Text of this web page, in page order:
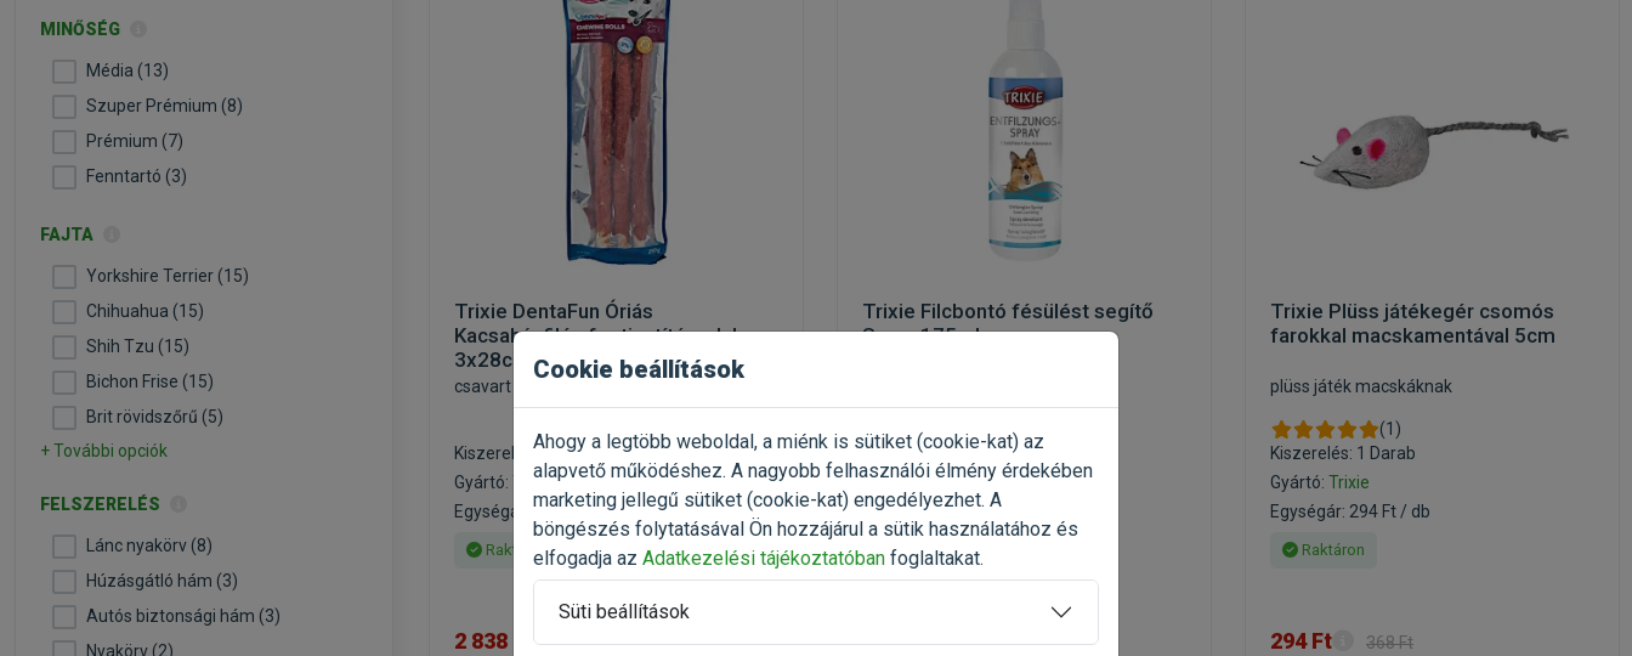
Trixie DentaFun Óriás
Kacsahúsfilés fogtisztító rudak
3x28cm
csavart fogtisztítócsont kutyáknak
Kiszerelés: 250g / Csomag
Gyártó: Trixie
Egységár: 11 352 Ft / kg
Raktáron
2 838 Ft 3 548 Ft
Trixie Filcbontó fésülést segítő
Spray 175ml
Kiszerelés: 175ml / Flakon
Gyártó:Trixie
Egységár: 6 726 Ft / l
Raktáron
1 177 Ft 1 471 Ft
Trixie Plüss játékegér csomós
farokkal macskamentával 5cm
plüss játék macskáknak
(1)
Kiszerelés: 1 Darab
Gyártó: Trixie
Egységár: 294 Ft / db
Raktáron
294 Ft 368 Ft
MINŐSÉG
Média (13)
Szuper Prémium (8)
Prémium (7)
Fenntartó (3)
FAJTA
Yorkshire Terrier (15)
Chihuahua (15)
Shih Tzu (15)
Bichon Frise (15)
Brit rövidszőrű (5)
+ További opciók
FELSZERELÉS
Lánc nyakörv (8)
Húzásgátló hám (3)
Autós biztonsági hám (3)
Nyakörv (2)
Cookie beállítások
Ahogy a legtöbb weboldal, a miénk is sütiket (cookie-kat) az
alapvető működéshez. A nagyobb felhasználói élmény érdekében
marketing jellegű sütiket (cookie-kat) engedélyezhet. A
böngészés folytatásával Ön hozzájárul a sütik használatához és
elfogadja az Adatkezelési tájékoztatóban foglaltakat.
Süti beállítások